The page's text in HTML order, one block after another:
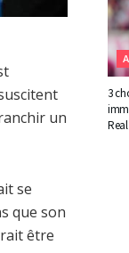
un
se
que son
être
3